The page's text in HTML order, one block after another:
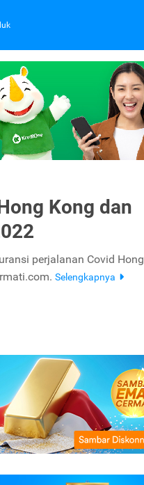
Kong dan
perjalanan Covid Hong
Selengkapnya